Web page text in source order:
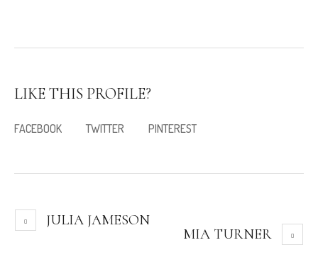
LIKE THIS PROFILE?
FACEBOOK TWITTER PINTEREST
JULIA JAMESON
MIA TURNER